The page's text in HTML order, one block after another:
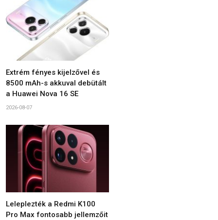
Extrém fényes kijelzővel és
8500 mAh-s akkuval debütált
a Huawei Nova 16 SE
2026-08-07
Leleplezték a Redmi K100
Pro Max fontosabb jellemzőit